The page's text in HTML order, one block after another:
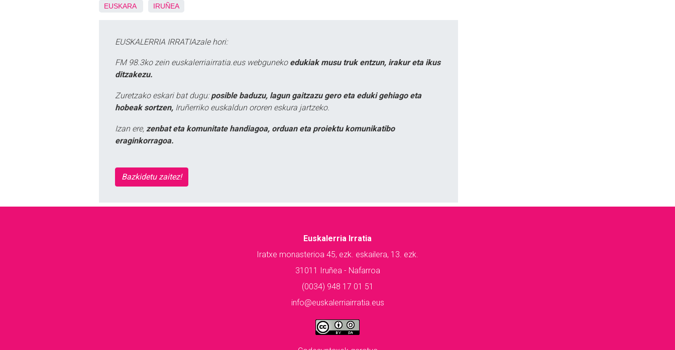
EUSKARA IRUÑEA
EUSKALERRIA IRRATIAzale hori:
FM 98.3ko zein euskalerriairratia.eus webguneko edukiak musu truk entzun, irakur eta ikus
ditzakezu.
Zuretzako eskari bat dugu: posible baduzu, lagun gaitzazu gero eta eduki gehiago eta
hobeak sortzen, Iruñerriko euskaldun ororen eskura jartzeko.
Izan ere, zenbat eta komunitate handiagoa, orduan eta proiektu komunikatibo
eraginkorragoa.
Bazkidetu zaitez!
Euskalerria Irratia
Iratxe monasterioa 45, ezk. eskailera, 13. ezk.
31011 Iruñea - Nafarroa
(0034) 948 17 01 51
info@euskalerriairratia.eus